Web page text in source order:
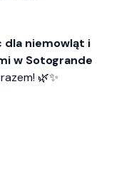
dla niemowląt i
w Sotogrande
🌿✨